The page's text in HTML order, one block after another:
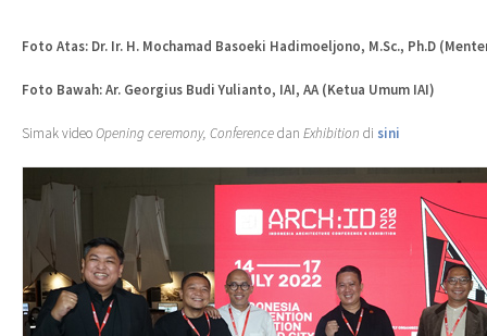
Foto Atas: Dr. Ir. H. Mochamad Basoeki Hadimoeljono, M.Sc., Ph.D
Foto Bawah: Ar. Georgius Budi Yulianto, IAI, AA (Ketua Umum IAI)
Simak videoOpening ceremony, Conferencedan Exhibition di sini